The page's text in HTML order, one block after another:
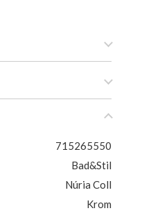
715265550
Bad&Stil
Núria Coll
Krom